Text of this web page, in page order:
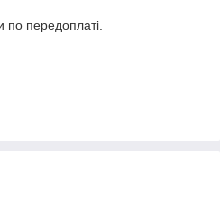
по передоплаті.